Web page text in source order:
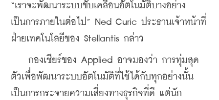
“เราจะพัฒนาระบบขับเคลื่อนอัตโนมัติบางอย่าง
เป็นการภายในต่อไป” Ned Curic ประธานเจ้าหน้าที่
ฝ่ายเทคโนโลยีของ Stellantis กล่าว
กองเชียร์ของ Applied อาจมองว่า การทุ่มสุด
ตัวเพื่อพัฒนาระบบอัตโนมัติที่ใช้ได้กับทุกอย่างนั้น
เป็นการกระจายความเสี่ยงทางธุรกิจที่ดี แต่นัก